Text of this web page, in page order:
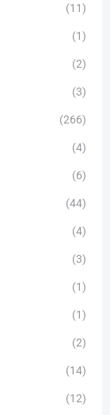
(11)
(1)
(2)
(3)
(266)
(4)
(6)
(44)
(4)
(3)
(1)
(1)
(2)
(14)
(12)